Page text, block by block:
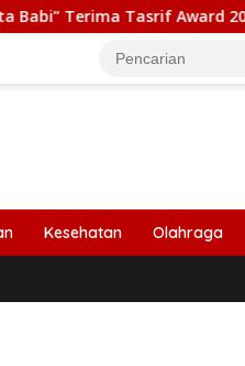
Award 2026
Kesehatan Olahraga